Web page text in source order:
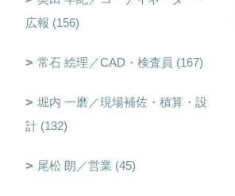
広報 (156)
常石 絵理／CAD・検査員 (167)
堀内 一磨／現場補佐・積算・設
計 (132)
尾松 朗／営業 (45)